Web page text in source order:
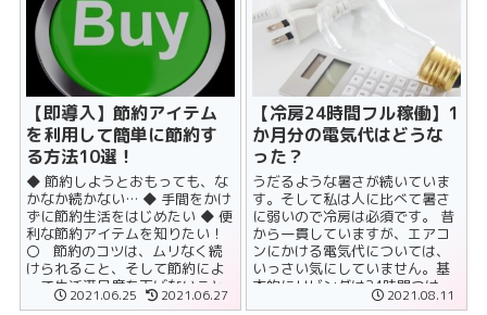
【即導入】節約アイテム
を利用して簡単に節約す
る方法10選！
◆ 節約しようとおもっても、な
かなか続かない… ◆ 手間をかけ
ずに節約生活をはじめたい ◆ 便
利な節約アイテムを知りたい！
〇 節約のコツは、ムリなく続
けられること、そして節約によ
って生活満足度を下げないこと
です。楽しく取り組......
2021.06.25 2021.06.27
【冷房24時間フル稼働】1
か月分の電気代はどうな
った？
うだるような暑さが続いていま
す。そして私は人に比べて暑さ
に弱いので冷房は必須です。 昔
から一貫していますが、エアコ
ンにかける電気代については、
いっさい気にしていません。基
本的にリビングは24時間つけっ
ぱなし、寝室の冷房も寝るとき
2021.08.11